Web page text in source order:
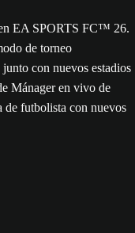
EA SPORTS FC™ 26.
de torneo
con nuevos estadios
Mánager en vivo de
de futbolista con nuevos